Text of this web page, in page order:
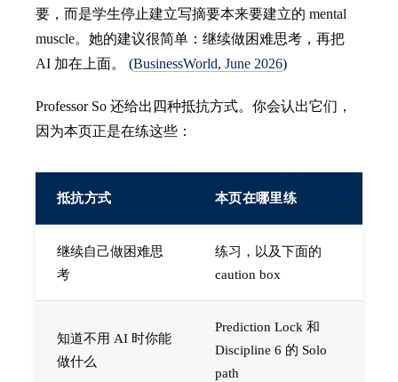
要，而是学生停止建立写摘要本来要建立的 mental
muscle。她的建议很简单：继续做困难思考，再把
AI 加在上面。 (BusinessWorld, June 2026)
Professor So 还给出四种抵抗方式。你会认出它们，
因为本页正是在练这些：
抵抗方式 本页在哪里练
继续自己做困难思
考
练习，以及下面的
caution box
知道不用 AI 时你能
做什么
Prediction Lock 和
Discipline 6 的 Solo
path